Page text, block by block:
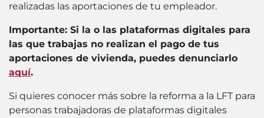
realizadas las aportaciones de tu empleador.
Importante: Si la o las plataformas digitales para
las que trabajas no realizan el pago de tus
aportaciones de vivienda, puedes denunciarlo
aquí.
Si quieres conocer más sobre la reforma a la LFT para
personas trabajadoras de plataformas digitales